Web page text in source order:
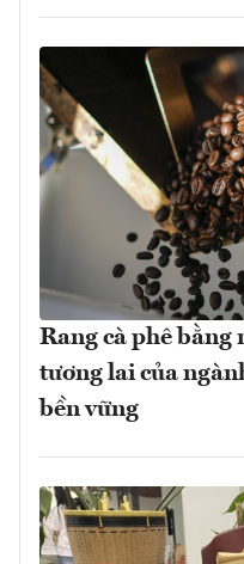
Rang cà phê
tương lai của
bền vững